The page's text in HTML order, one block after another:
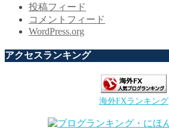
投稿フィード
コメントフィード
WordPress.org
アクセスランキング
海外FXランキング